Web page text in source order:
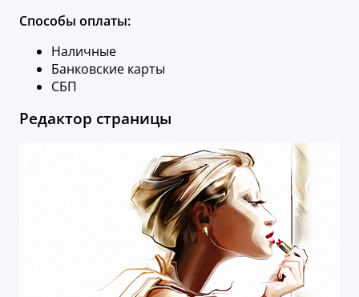
Способы оплаты:
Наличные
Банковские карты
СБП
Редактор страницы